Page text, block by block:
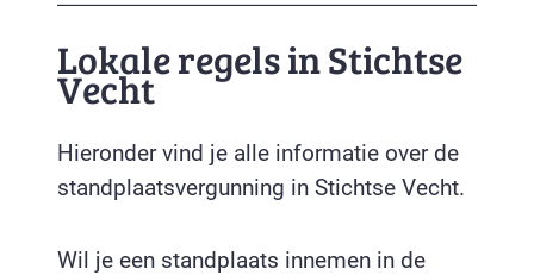
Lokale regels in Stichtse
Vecht
Hieronder vind je alle informatie over de
standplaatsvergunning in Stichtse Vecht.
Wil je een standplaats innemen in de